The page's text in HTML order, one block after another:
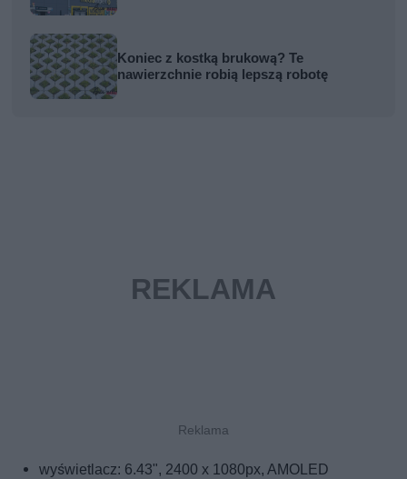
Koniec z kostką brukową? Te
nawierzchnie robią lepszą robotę
wyświetlacz: 6.43", 2400 x 1080px, AMOLED